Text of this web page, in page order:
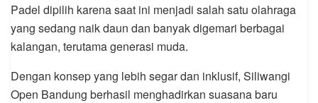
Padel dipilih karena saat ini menjadi salah satu olahraga
yang sedang naik daun dan banyak digemari berbagai
kalangan, terutama generasi muda.
Dengan konsep yang lebih segar dan inklusif, Siliwangi
Open Bandung berhasil menghadirkan suasana baru